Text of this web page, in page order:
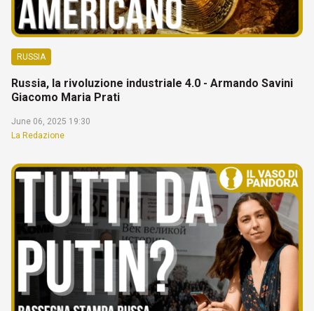
RUSSIA
Russia, la rivoluzione industriale 4.0 - Armando Savini
Giacomo Maria Prati
June 06, 2025 19:30
La Redazione